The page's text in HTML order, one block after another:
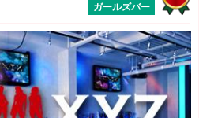
ガールズバー